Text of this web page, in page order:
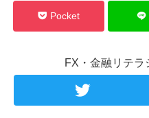
Pocket
FX・金融リテラ